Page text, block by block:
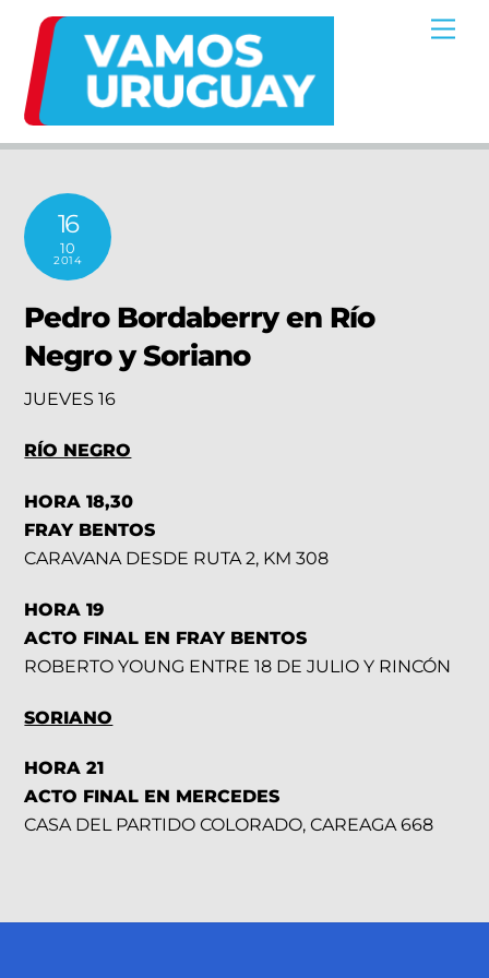
content
16
10
2014
Pedro Bordaberry en Río
Negro y Soriano
JUEVES 16
RÍO NEGRO
HORA 18,30
FRAY BENTOS
CARAVANA DESDE RUTA 2, KM 308
HORA 19
ACTO FINAL EN FRAY BENTOS
ROBERTO YOUNG ENTRE 18 DE JULIO Y RINCÓN
SORIANO
HORA 21
ACTO FINAL EN MERCEDES
CASA DEL PARTIDO COLORADO, CAREAGA 668